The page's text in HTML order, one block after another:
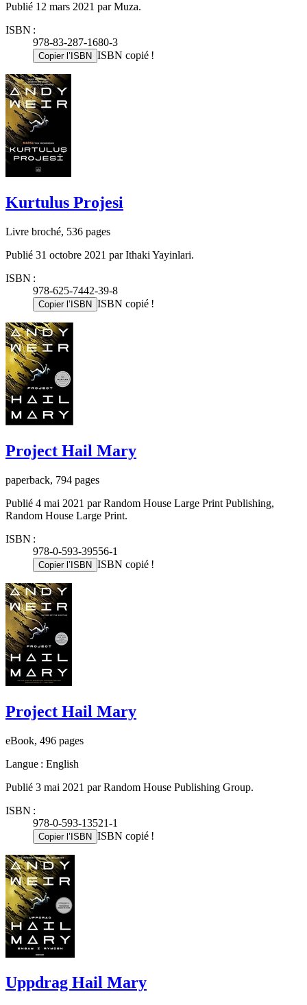
Publié 12 mars 2021 par Muza.
ISBN :
978-83-287-1680-3
Copier l’ISBN ISBN copié !
Kurtulus Projesi
Livre broché, 536 pages
Publié 31 octobre 2021 par Ithaki Yayinlari.
ISBN :
978-625-7442-39-8
Copier l’ISBN ISBN copié !
Project Hail Mary
paperback, 794 pages
Publié 4 mai 2021 par Random House Large Print Publishing,
Random House Large Print.
ISBN :
978-0-593-39556-1
Copier l’ISBN ISBN copié !
Project Hail Mary
eBook, 496 pages
Langue : English
Publié 3 mai 2021 par Random House Publishing Group.
ISBN :
978-0-593-13521-1
Copier l’ISBN ISBN copié !
Uppdrag Hail Mary